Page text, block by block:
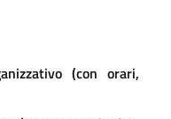
(con orari,